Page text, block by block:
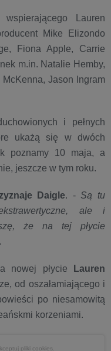
Lauren
Mike Elizondo
Fiona Apple, Carrie
m.in. Natalie Hemby,
Jason Ingram
i pełnych
ukażą się w dwóch
poznamy 10 maja, a
jeszcze w tym roku.
Daigle. -Są tu
ale i
że na tej płycie
nowej płycie
Lauren
od oszałamiającego i
po niesamowitą
korzeniami.
pliki cookies.